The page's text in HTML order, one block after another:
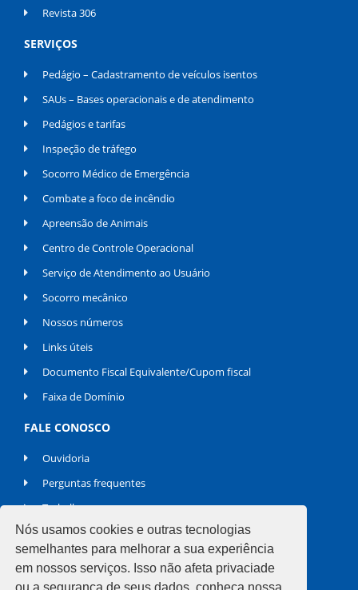
Revista 306
SERVIÇOS
Pedágio – Cadastramento de veículos isentos
SAUs – Bases operacionais e de atendimento
Pedágios e tarifas
Inspeção de tráfego
Socorro Médico de Emergência
Combate a foco de incêndio
Apreensão de Animais
Centro de Controle Operacional
Serviço de Atendimento ao Usuário
Socorro mecânico
Nossos números
Links úteis
Documento Fiscal Equivalente/Cupom fiscal
Faixa de Domínio
FALE CONOSCO
Ouvidoria
Perguntas frequentes
Trabalhe conosco
REDES SOCIAIS
Nós usamos cookies e outras tecnologias
semelhantes para melhorar a sua experiência
em nossos serviços. Isso não afeta privaciade
ou a segurança de seus dados, conheça nossa